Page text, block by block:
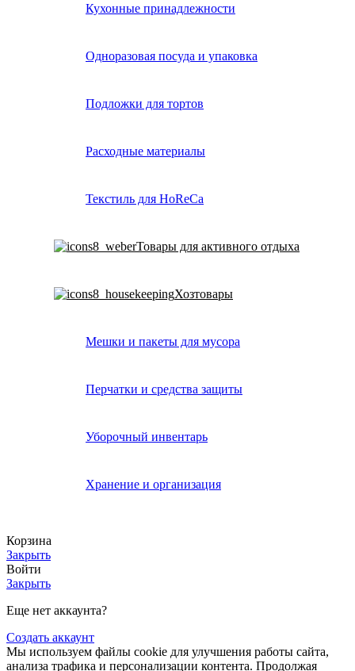
Кухонные принадлежности
Одноразовая посуда и упаковка
Подложки для тортов
Расходные материалы
Текстиль для HoReCa
Товары для активного отдыха
Хозтовары
Мешки и пакеты для мусора
Перчатки и средства защиты
Уборочный инвентарь
Хранение и организация
Корзина
Закрыть
Войти
Закрыть
Еще нет аккаунта?
Создать аккаунт
Мы используем файлы cookie для улучшения работы сайта,
анализа трафика и персонализации контента. Продолжая